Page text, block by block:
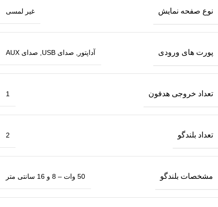
نوع صفحه نمایش غیر لمسی
پورت های ورودی آداپتور, صدای USB, صدای AUX
تعداد خروجی هدفون 1
تعداد بلندگو 2
مشخصات بلندگو 50 وات – 8 و 16 سانتی متر